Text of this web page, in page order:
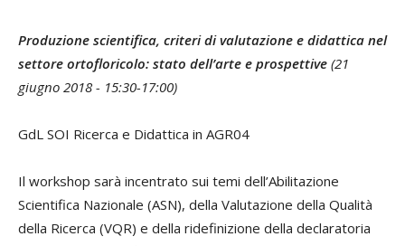
Produzione scientifica, criteri di valutazione e didattica nel
settore ortofloricolo: stato dell’arte e prospettive (21
giugno 2018 - 15:30-17:00)
GdL SOI Ricerca e Didattica in AGR04
Il workshop sarà incentrato sui temi dell’Abilitazione
Scientifica Nazionale (ASN), della Valutazione della Qualità
della Ricerca (VQR) e della ridefinizione della declaratoria